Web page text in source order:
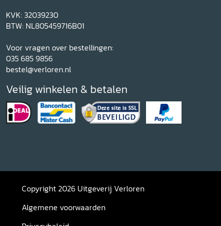
KVK: 32039230
BTW: NL805459716B01
Voor vragen over bestellingen:
035 685 9856
bestel@verloren.nl
Veilig winkelen & betalen
Copyright 2026 Uitgeverij Verloren
Algemene voorwaarden